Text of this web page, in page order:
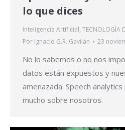
lo que dices
Inteligencia Artificial, TECNOLOGÍA
Por Ignacio G.R. Gavilán 23
No lo sabemos o no nos
datos están expuestos y
amenazada. Speech
mucho sobre nosotros.